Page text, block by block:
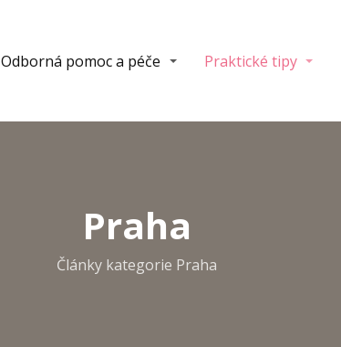
Odborná pomoc a péče Praktické tipy
Praha
Články kategorie Praha